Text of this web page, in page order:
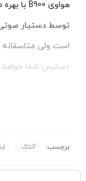
مشاهده فیلم،
شما میتوانید
برچسب: آنلاک